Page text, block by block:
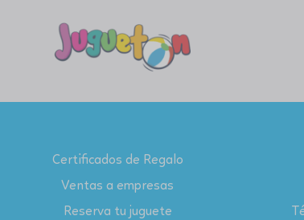
Certificados de Regalo
Ventas a empresas
Reserva tu juguete